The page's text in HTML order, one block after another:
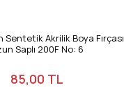
Sentetik Akrilik Boya Fırçası
Saplı 200F No: 6
85,00 TL